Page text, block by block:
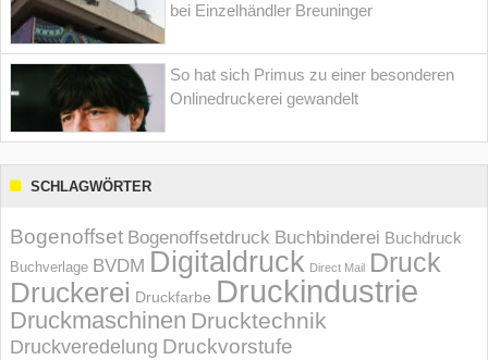
bei Einzelhändler Breuninger
So hat sich Primus zu einer besonderen
Onlinedruckerei gewandelt
SCHLAGWÖRTER
Bogenoffset Bogenoffsetdruck Buchbinderei Buchdruck
Buchverlage BVDM Digitaldruck Direct Mail Druck
Druckerei Druckfarbe Druckindustrie
Druckmaschinen Drucktechnik
Druckveredelung Druckvorstufe